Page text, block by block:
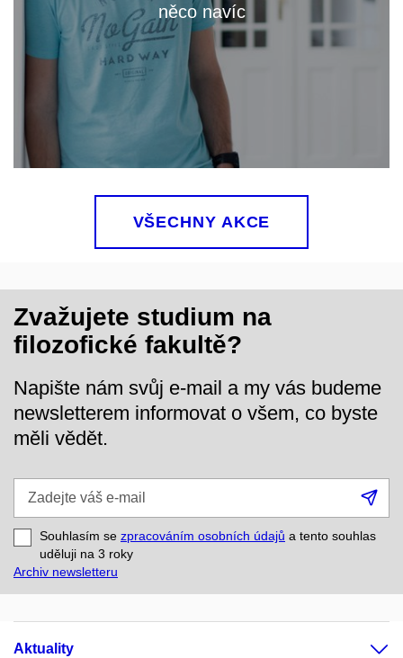
něco navíc
VÍCE
VŠECHNY AKCE
Zvažujete studium na
filozofické fakultě?
Napište nám svůj e-mail a my vás budeme
newsletterem informovat o všem, co byste
měli vědět.
e-
mail
Souhlasím se zpracováním osobních údajů a tento souhlas
uděluji na 3 roky
Archiv newsletteru
Aktuality